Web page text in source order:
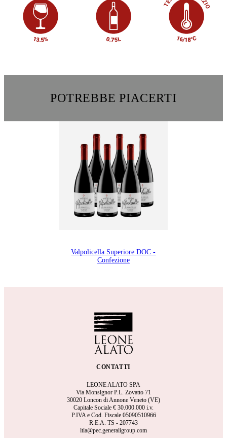
POTREBBE PIACERTI
Valpolicella Superiore DOC -
Confezione
CONTATTI
LEONE ALATO SPA
Via Monsignor P.L. Zovatto 71
30020 Loncon di Annone Veneto (VE)
Capitale Sociale € 30.000.000 i.v.
P.IVA e Cod. Fiscale 05090510966
R.E.A. TS - 207743
ltla@pec.generaligroup.com